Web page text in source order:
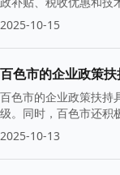
2025-10-15
百色市的企业政策
百色市的企业政策扶持
级。同时，百色市还积
2025-10-13